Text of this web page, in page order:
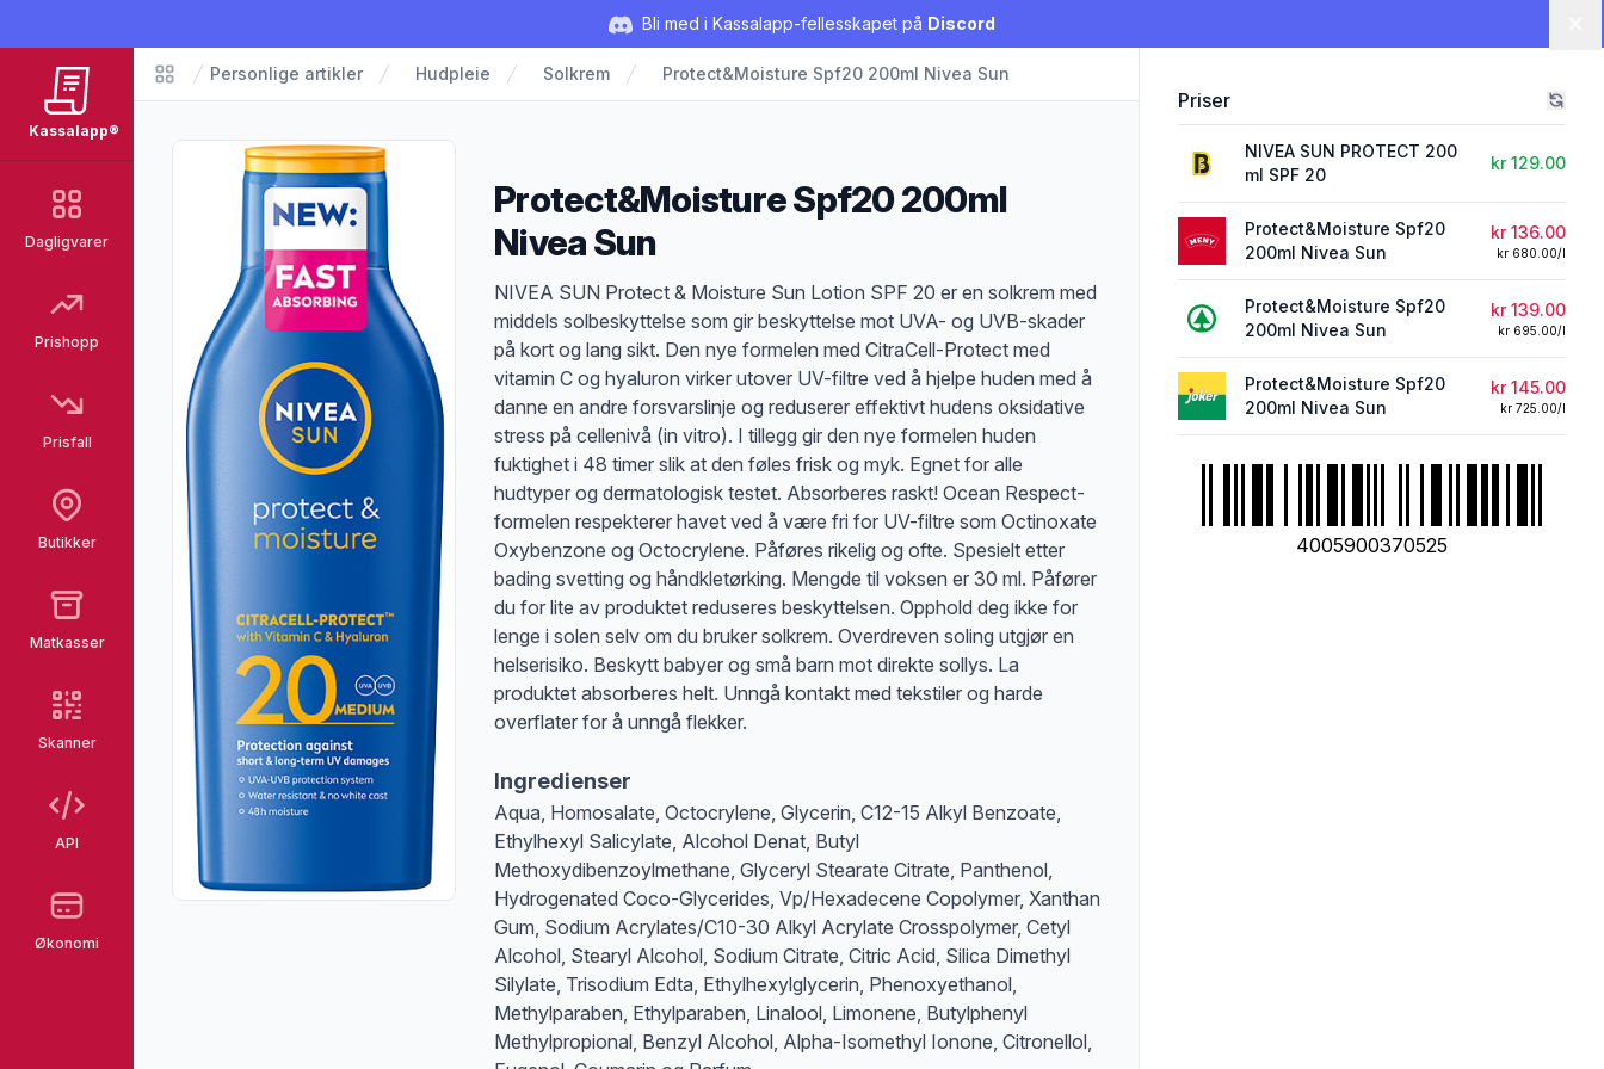
Bli med i Kassalapp-fellesskapet på Discord
Kassalapp®
Dagligvarer
Prishopp
Prisfall
Butikker
Matkasser
Skanner
API
Økonomi
Matvarer
Personlige artikler Hudpleie Solkrem Protect&Moisture Spf20 200ml Nivea Sun
Protect&Moisture Spf20 200ml
Nivea Sun
Produktbeskrivelse
NIVEA SUN Protect & Moisture Sun Lotion SPF 20 er en solkrem med
middels solbeskyttelse som gir beskyttelse mot UVA- og UVB-skader
på kort og lang sikt. Den nye formelen med CitraCell-Protect med
vitamin C og hyaluron virker utover UV-filtre ved å hjelpe huden med å
danne en andre forsvarslinje og reduserer effektivt hudens oksidative
stress på cellenivå (in vitro). I tillegg gir den nye formelen huden
fuktighet i 48 timer slik at den føles frisk og myk. Egnet for alle
hudtyper og dermatologisk testet. Absorberes raskt! Ocean Respect-
formelen respekterer havet ved å være fri for UV-filtre som Octinoxate
Oxybenzone og Octocrylene. Påføres rikelig og ofte. Spesielt etter
bading svetting og håndkletørking. Mengde til voksen er 30 ml. Påfører
du for lite av produktet reduseres beskyttelsen. Opphold deg ikke for
lenge i solen selv om du bruker solkrem. Overdreven soling utgjør en
helserisiko. Beskytt babyer og små barn mot direkte sollys. La
produktet absorberes helt. Unngå kontakt med tekstiler og harde
overflater for å unngå flekker.
Ingredienser
Aqua, Homosalate, Octocrylene, Glycerin, C12-15 Alkyl Benzoate,
Ethylhexyl Salicylate, Alcohol Denat, Butyl
Methoxydibenzoylmethane, Glyceryl Stearate Citrate, Panthenol,
Hydrogenated Coco-Glycerides, Vp/Hexadecene Copolymer, Xanthan
Gum, Sodium Acrylates/C10-30 Alkyl Acrylate Crosspolymer, Cetyl
Alcohol, Stearyl Alcohol, Sodium Citrate, Citric Acid, Silica Dimethyl
Silylate, Trisodium Edta, Ethylhexylglycerin, Phenoxyethanol,
Methylparaben, Ethylparaben, Linalool, Limonene, Butylphenyl
Methylpropional, Benzyl Alcohol, Alpha-Isomethyl Ionone, Citronellol,
Priser
NIVEA SUN PROTECT 200
ml SPF 20
kr 129.00
Protect&Moisture Spf20
200ml Nivea Sun
kr 136.00
kr 680.00/l
Protect&Moisture Spf20
200ml Nivea Sun
kr 139.00
kr 695.00/l
Protect&Moisture Spf20
200ml Nivea Sun
kr 145.00
kr 725.00/l
4005900370525